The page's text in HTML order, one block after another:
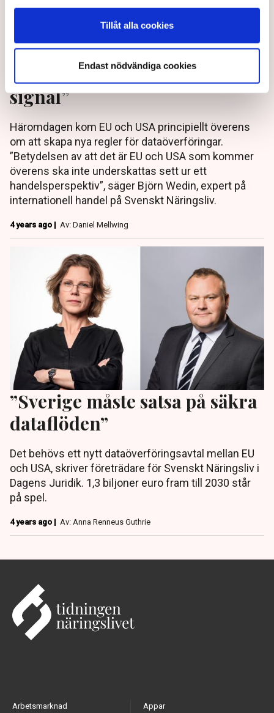
Tillåt alla cookies
Endast nödvändiga cookies
EU och USA överens om
dataflöden – ”Viktig politisk
signal”
Häromdagen kom EU och USA principiellt överens
om att skapa nya regler för dataöverföringar.
”Betydelsen av att det är EU och USA som kommer
överens ska inte underskattas sett ur ett
handelsperspektiv”, säger Björn Wedin, expert på
internationell handel på Svenskt Näringsliv.
4 years ago | Av: Daniel Mellwing
”Sverige måste satsa på säkra
dataflöden”
Det behövs ett nytt dataöverföringsavtal mellan EU
och USA, skriver företrädare för Svenskt Näringsliv i
Dagens Juridik. 1,3 biljoner euro fram till 2030 står
på spel.
4 years ago | Av: Anna Renneus Guthrie
Arbetsmarknad Appar